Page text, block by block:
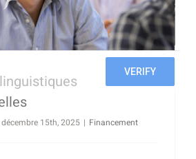
décembre 15th, 2025 | Financement